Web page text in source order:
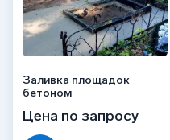
Заливка площадок
бетоном
Цена по запросу